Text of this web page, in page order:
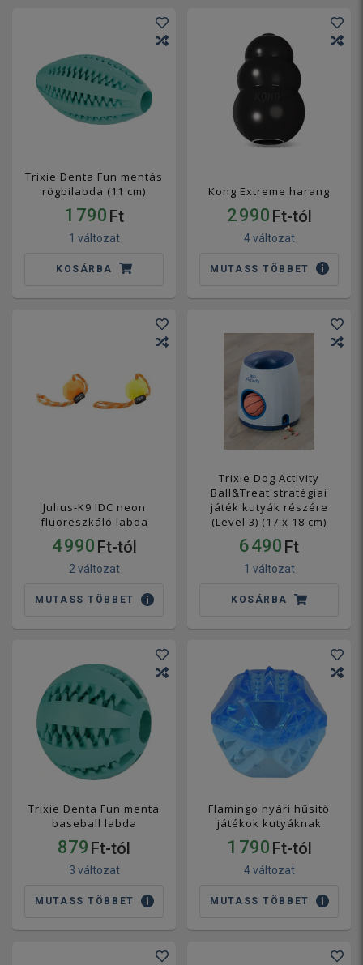
Trixie Denta Fun mentás
rögbilabda (11 cm)
1 790 Ft
1 változat
KOSÁRBA
Kong Extreme harang
2 990 Ft-tól
4 változat
MUTASS TÖBBET
Julius-K9 IDC neon
fluoreszkáló labda
4 990 Ft-tól
2 változat
MUTASS TÖBBET
Trixie Dog Activity
Ball&Treat stratégiai
játék kutyák részére
(Level 3) (17 x 18 cm)
6 490 Ft
1 változat
KOSÁRBA
Trixie Denta Fun menta
baseball labda
879 Ft-tól
3 változat
MUTASS TÖBBET
Flamingo nyári hűsítő
játékok kutyáknak
1 790 Ft-tól
4 változat
MUTASS TÖBBET